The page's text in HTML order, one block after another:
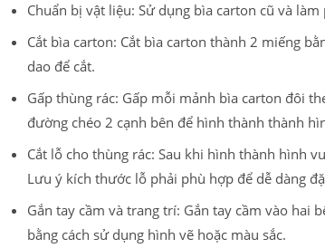
Chuẩn bị vật liệu: Sử dụng bìa carton cũ và
Cắt bìa carton: Cắt bìa carton thành 2 miếng
dao để cắt.
Gấp thùng rác: Gấp mỗi mảnh bìa carton đôi
đường chéo 2 cạnh bên để hình thành thành
Cắt lỗ cho thùng rác: Sau khi hình thành hình
Lưu ý kích thước lỗ phải phù hợp để dễ dàng
Gắn tay cầm và trang trí: Gắn tay cầm vào hai
bằng cách sử dụng hình vẽ hoặc màu sắc.